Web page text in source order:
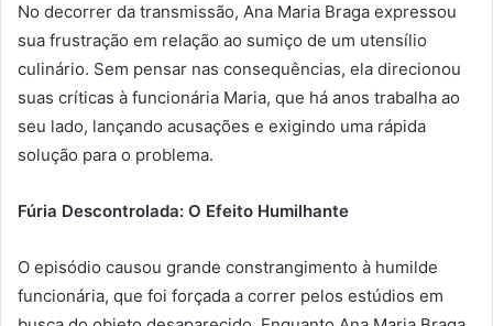
No decorrer da transmissão, Ana Maria Braga expressou
sua frustração em relação ao sumiço de um utensílio
culinário. Sem pensar nas consequências, ela direcionou
suas críticas à funcionária Maria, que há anos trabalha ao
seu lado, lançando acusações e exigindo uma rápida
solução para o problema.
Fúria Descontrolada: O Efeito Humilhante
O episódio causou grande constrangimento à humilde
funcionária, que foi forçada a correr pelos estúdios em